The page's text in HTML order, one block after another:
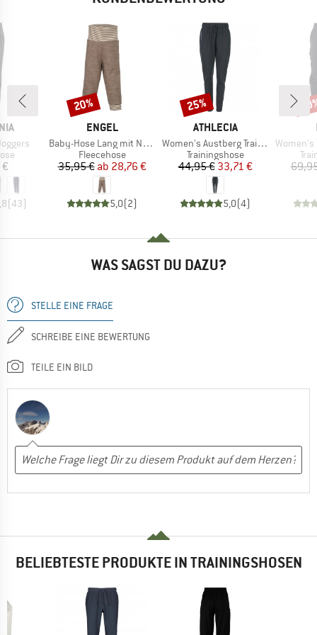
(43)
MARKE
ENGEL
Artikel
Baby-Hose Lang mit Nabelbund
Produktgruppe
Fleecehose
Preis
35,95 € reduzierter Preis
ab 28,76 €
5,0(2)
Rabatt
20%
MARKE
ATHLECIA
Artikel
Women's Austberg Training Pants
Produktgruppe
Trainingshose
Preis
44,95 €reduzierter Preis
33,71 €
5,0(4)
Rabatt
25%
Artikel
Women's
WAS SAGST DU DAZU?
STELLE EINE FRAGE
SCHREIBE EINE BEWERTUNG
TEILE EIN BILD
BELIEBTESTE PRODUKTE IN TRAININGSHOSEN